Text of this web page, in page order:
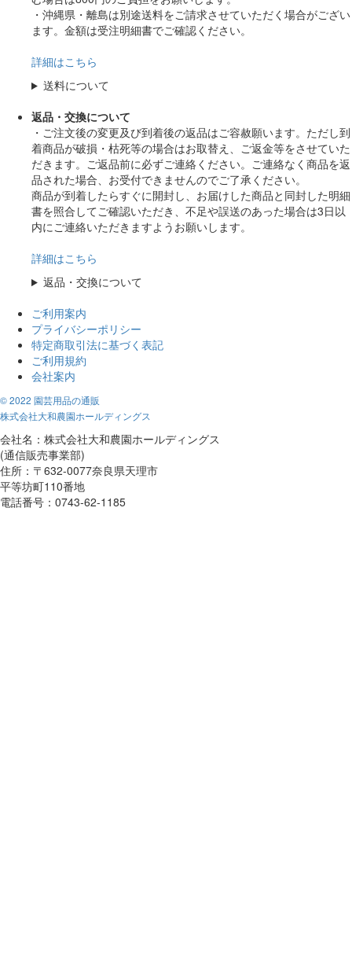
・沖縄県・離島は別途送料をご請求させていただく場合がござい
ます。金額は受注明細書でご確認ください。
詳細はこちら
送料について
返品・交換について
・ご注文後の変更及び到着後の返品はご容赦願います。ただし到
着商品が破損・枯死等の場合はお取替え、ご返金等をさせていた
だきます。ご返品前に必ずご連絡ください。ご連絡なく商品を返
品された場合、お受付できませんのでご了承ください。
商品が到着したらすぐに開封し、お届けした商品と同封した明細
書を照合してご確認いただき、不足や誤送のあった場合は3日以
内にご連絡いただきますようお願いします。
詳細はこちら
返品・交換について
ご利用案内
プライバシーポリシー
特定商取引法に基づく表記
ご利用規約
会社案内
© 2022 園芸用品の通販
株式会社大和農園ホールディングス
会社名：株式会社大和農園ホールディングス
(通信販売事業部)
住所：〒632-0077奈良県天理市
平等坊町110番地
電話番号：0743-62-1185